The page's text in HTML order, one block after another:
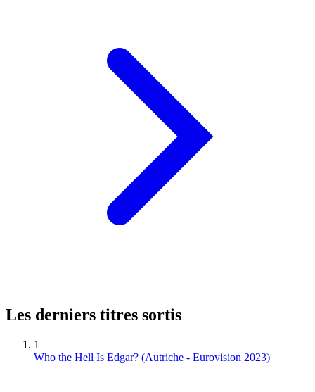
Les derniers titres sortis
1
Who the Hell Is Edgar? (Autriche - Eurovision 2023)